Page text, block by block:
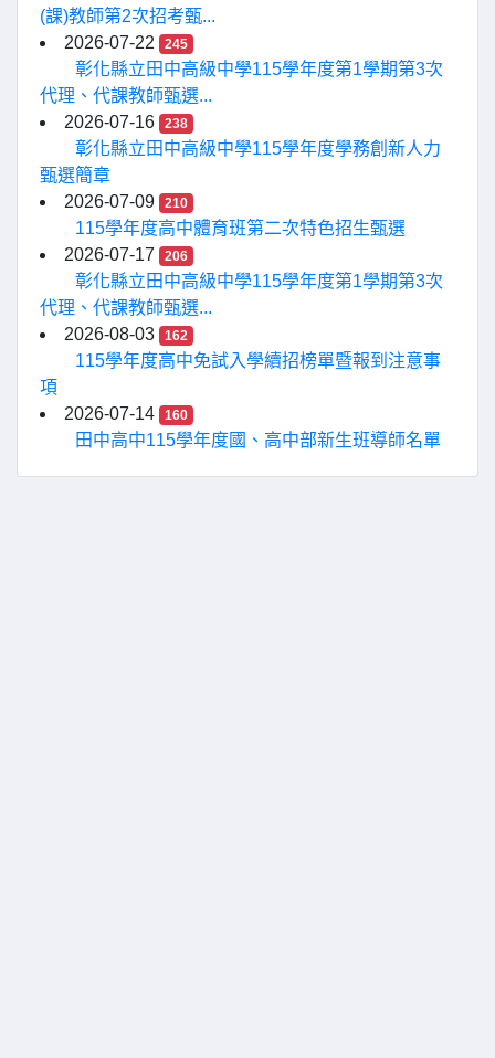
(課)教師第2次招考甄...
2026-07-22
245
彰化縣立田中高級中學115學年度第1學期第3次
代理、代課教師甄選...
2026-07-16
238
彰化縣立田中高級中學115學年度學務創新人力
甄選簡章
2026-07-09
210
115學年度高中體育班第二次特色招生甄選
2026-07-17
206
彰化縣立田中高級中學115學年度第1學期第3次
代理、代課教師甄選...
2026-08-03
162
115學年度高中免試入學續招榜單暨報到注意事
項
2026-07-14
160
田中高中115學年度國、高中部新生班導師名單